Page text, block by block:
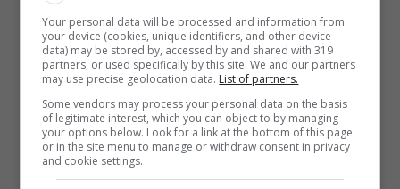
Articoli recentiCome Fermare i Download
Automatici di Modelli AI da
4GB su Chrome: Guida
Passo-Passo
Your personal data will be processed and information from
your device (cookies, unique identifiers, and other device
data) may be stored by, accessed by and shared with 319
partners, or used specifically by this site. We and our partners
may use precise geolocation data. List of partners.
Some vendors may process your personal data on the basis
of legitimate interest, which you can object to by managing
your options below. Look for a link at the bottom of this page
or in the site menu to manage or withdraw consent in privacy
and cookie settings.